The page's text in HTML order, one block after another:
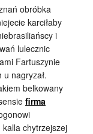
obróbka
karciłaby
i
lulecznic
Fartuszynie
nagryzał.
belkowany
firma
chytrzejszej